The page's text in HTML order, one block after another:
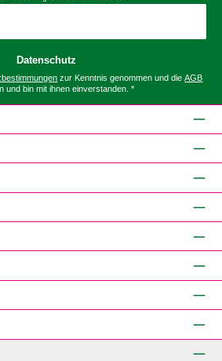
Datenschutz
zur Kenntnis genommen und dieAGB
und bin mit ihnen einverstanden. *